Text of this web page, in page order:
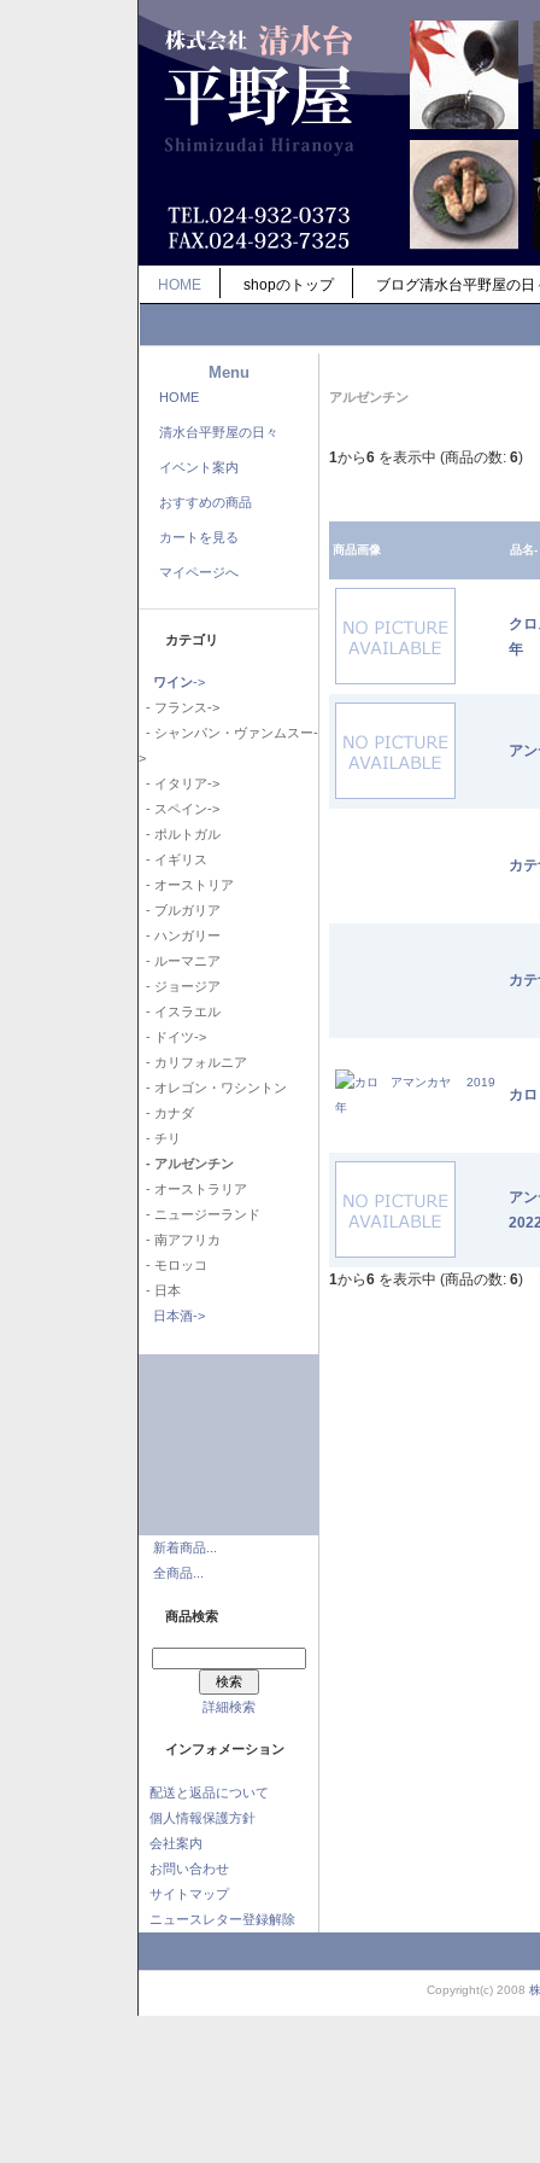
HOME shopのトップ ブログ清水台平野屋の日
Menu
HOME
清水台平野屋の日々
イベント案内
おすすめの商品
カートを見る
マイページへ
カテゴリ
ワイン->
- フランス->
- シャンパン・ヴァンムスー-
>
- イタリア->
- スペイン->
- ポルトガル
- イギリス
- オーストリア
- ブルガリア
- ハンガリー
- ルーマニア
- ジョージア
- イスラエル
- ドイツ->
- カリフォルニア
- オレゴン・ワシントン
- カナダ
- チリ
- アルゼンチン
- オーストラリア
- ニュージーランド
- 南アフリカ
- モロッコ
- 日本
日本酒->
新着商品...
全商品...
商品検索
詳細検索
インフォメーション
配送と返品について
個人情報保護方針
会社案内
お問い合わせ
サイトマップ
ニュースレター登録解除
アルゼンチン
1から6 を表示中 (商品の数: 6)
商品画像 品名-
ク
年
ア
カ
カ
カ
ア
1から6 を表示中 (商品の数: 6)
Copyright(c) 2008